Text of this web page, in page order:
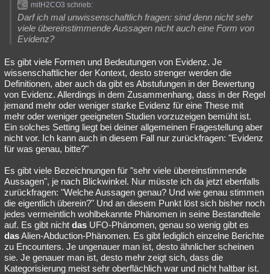
mitH2CO3 schrieb:
Darf ich mal unwissenschaftlich fragen: sind denn nicht sehr
viele übereinstimmende Aussagen nicht auch eine Form von
Evidenz?
Es gibt viele Formen und Bedeutungen von Evidenz. Je
wissenschaftlicher der Kontext, desto strenger werden die
Definitionen, aber auch da gibt es Abstufungen in der Bewertung
von Evidenz. Allerdings in dem Zusammenhang, dass in der Regel
jemand mehr oder weniger starke Evidenz für eine These mit
mehr oder weniger geeigneten Studien vorzuzeigen bemüht ist.
Ein solches Setting liegt bei deiner allgemeinen Fragestellung aber
nicht vor. Ich kann auch in diesem Fall nur zurückfragen: "Evidenz
für was genau, bitte?"
Es gibt viele Bezeichnungen für "sehr viele übereinstimmende
Aussagen", je nach Blickwinkel. Nur müsste ich da jetzt ebenfalls
zurückfragen: "Welche Aussagen genau? Und wie genau stimmen
die eigentlich überein?" Und an diesem Punkt löst sich bisher noch
jedes vermeintlich wohlbekannte Phänomen in seine Bestandteile
auf. Es gibt nicht das UFO-Phänomen, genau so wenig gibt es
dasAlien-Abduction-Phänomen. Es gibt lediglich einzelne Berichte
zu Encounters. Je ungenauer man ist, desto ähnlicher scheinen
sie. Je genauer man ist, desto mehr zeigt sich, dass die
Kategorisierung meist sehr oberflächlich war und nicht haltbar ist.